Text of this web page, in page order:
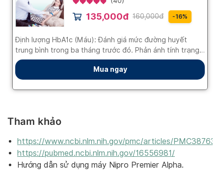
Tham khảo
https://www.ncbi.nlm.nih.gov/pmc/articles/
https://pubmed.ncbi.nlm.nih.gov/16556981/
Hướng dẫn sử dụng máy Nipro Premier Alpha.